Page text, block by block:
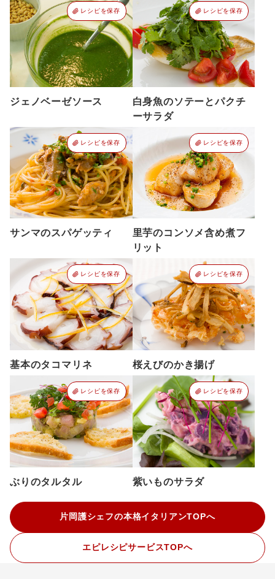
レシピを保存
ジェノベーゼソース
レシピを保存
白身魚のソテーとパクチ
ーサラダ
レシピを保存
サンマのスパゲッティ
レシピを保存
里芋のコンソメ含め煮フ
リット
レシピを保存
基本のタコマリネ
レシピを保存
桜えびのかき揚げ
レシピを保存
ぶりのタルタル
レシピを保存
紫いものサラダ
片岡護シェフの本格イタリアンTOPへ
エピレシピサービスTOPへ